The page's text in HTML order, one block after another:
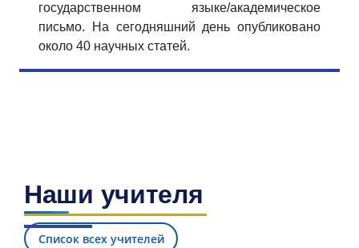
государственном языке/академическое
письмо. На сегодняшний день опубликовано
около 40 научных статей.
Наши учителя
Список всех учителей